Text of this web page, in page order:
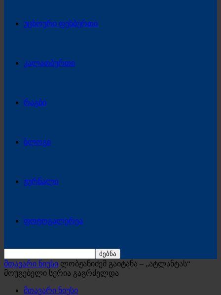
უცხოური ფეხბურთი
კალათბურთი
რაგბი
ბლოგი
ჟურნალი
ფოტოგალერეა
მთავარი ნიუსი ლობჟანიძემ გაიტანა – „ატლანტას“
მოუგებელი სერია გაგრძელდა
მთავარი ნიუსი